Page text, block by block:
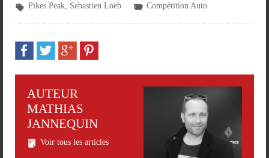
Pikes Peak Sebastien Loeb Compétition Auto
AUTEUR
MATHIAS
JANNEQUIN
Voir tous les articles